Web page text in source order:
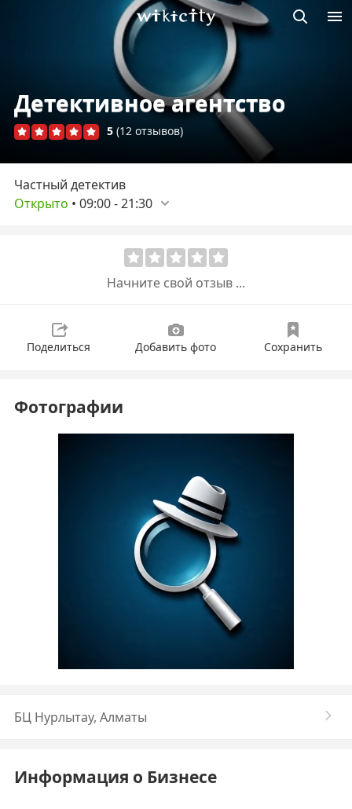
Викисити
Детективное агентство
5 (12 отзывов)
Частный детектив
Открыто • 09:00-21:30
Начните свой отзыв ...
Поделиться Добавить фото Сохранить
Фотографии
БЦ Нурлытау, Алматы
Информация о Бизнесе